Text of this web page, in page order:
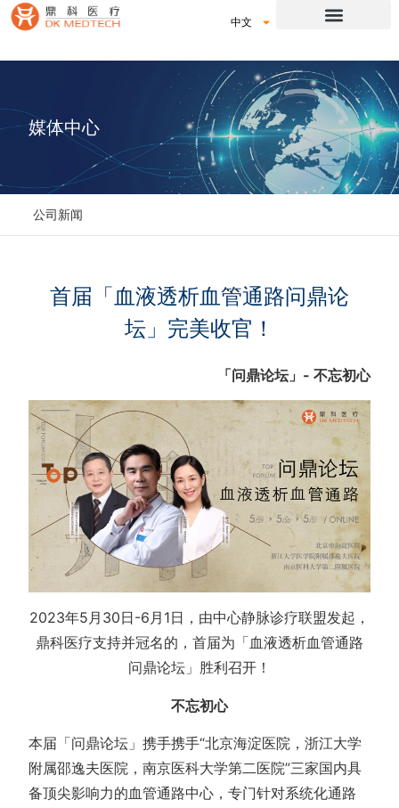
中文
媒体中心
公司新闻
首届「血液透析血管通路问鼎论
坛」完美收官！
「问鼎论坛」- 不忘初心
2023年5月30日-6月1日，由中心静脉诊疗联盟发起，
鼎科医疗支持并冠名的，首届为「血液透析血管通路
问鼎论坛」胜利召开！
不忘初心
本届「问鼎论坛」携手携手“北京海淀医院，浙江大学
附属邵逸夫医院，南京医科大学第二医院”三家国内具
备顶尖影响力的血管通路中心，专门针对系统化通路